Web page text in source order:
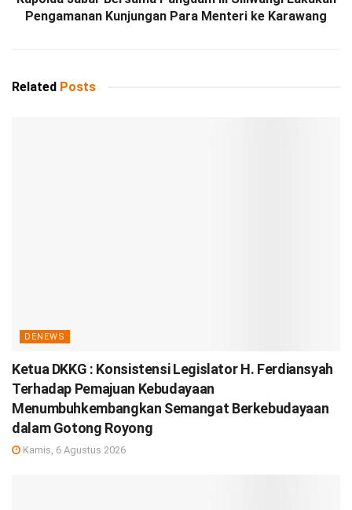
Pengamanan Kunjungan Para Menteri ke Karawang
Related Posts
DENEWS
Ketua DKKG : Konsistensi Legislator H. Ferdiansyah
Terhadap Pemajuan Kebudayaan
Menumbuhkembangkan Semangat Berkebudayaan
dalam Gotong Royong
Kamis, 6 Agustus 2026